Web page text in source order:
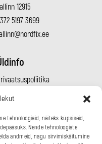
tehnoloogiaid, näiteks küpsiseid,
Nende tehnoloogiate
andmeid, nagu sirvimiskäitumine
12915
5197 3699
Müügitingimused